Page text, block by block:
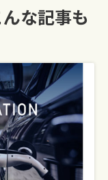
な記事も